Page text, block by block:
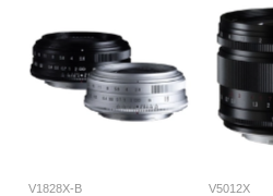
V1828X-B V5012X